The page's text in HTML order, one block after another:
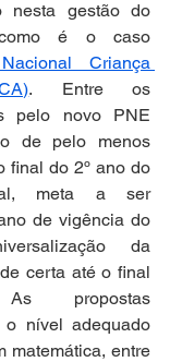
nesta gestão do
como é o caso
Criança
. Entre os
pelo novo PNE
de pelo menos
final do 2º ano do
meta a ser
de vigência do
da
certa até o final
propostas
o nível adequado
matemática, entre